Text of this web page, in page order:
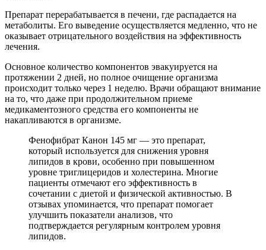
Препарат перерабатывается в печени, где распадается на
метаболиты. Его выведение осуществляется медленно, что не
оказывает отрицательного воздействия на эффективность
лечения.
Основное количество компонентов эвакуируется на
протяжении 2 дней, но полное очищение организма
происходит только через 1 неделю. Врачи обращают внимание
на то, что даже при продолжительном приеме
медикаментозного средства его компоненты не
накапливаются в организме.
Фенофибрат Канон 145 мг — это препарат,
который используется для снижения уровня
липидов в крови, особенно при повышенном
уровне триглицеридов и холестерина. Многие
пациенты отмечают его эффективность в
сочетании с диетой и физической активностью. В
отзывах упоминается, что препарат помогает
улучшить показатели анализов, что
подтверждается регулярным контролем уровня
липидов.